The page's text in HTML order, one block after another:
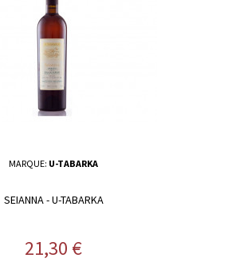
MARQUE: U-TABARKA
SEIANNA - U-TABARKA
Prix
21,30 €